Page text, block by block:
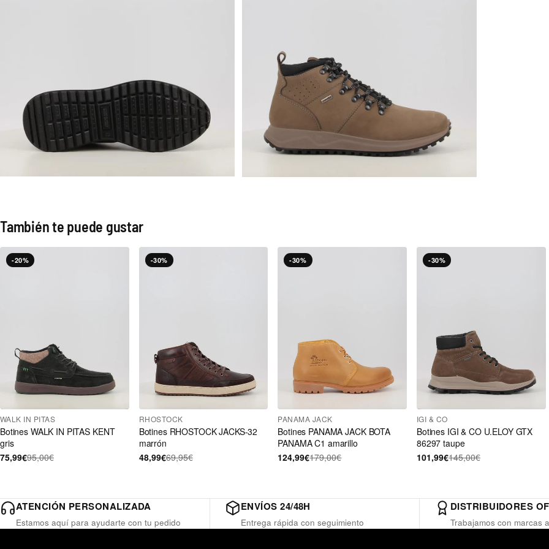
También te puede gustar
-20%
WALK IN PITAS
Botines WALK IN PITAS KENT
gris
75,99€95,00€
-30%
RHOSTOCK
Botines RHOSTOCK JACKS-32
marrón
48,99€69,95€
-30%
PANAMA JACK
Botines PANAMA JACK BOTA
PANAMA C1 amarillo
124,99€179,00€
-30%
IGI & CO
Botines IGI & CO U.ELOY GTX
86297 taupe
101,99€145,00€
ATENCIÓN PERSONALIZADA
Estamos aquí para ayudarte con tu pedido
ENVÍOS 24/48H
Entrega rápida con seguimiento
DISTRIBUIDORES
Trabajamos con marcas